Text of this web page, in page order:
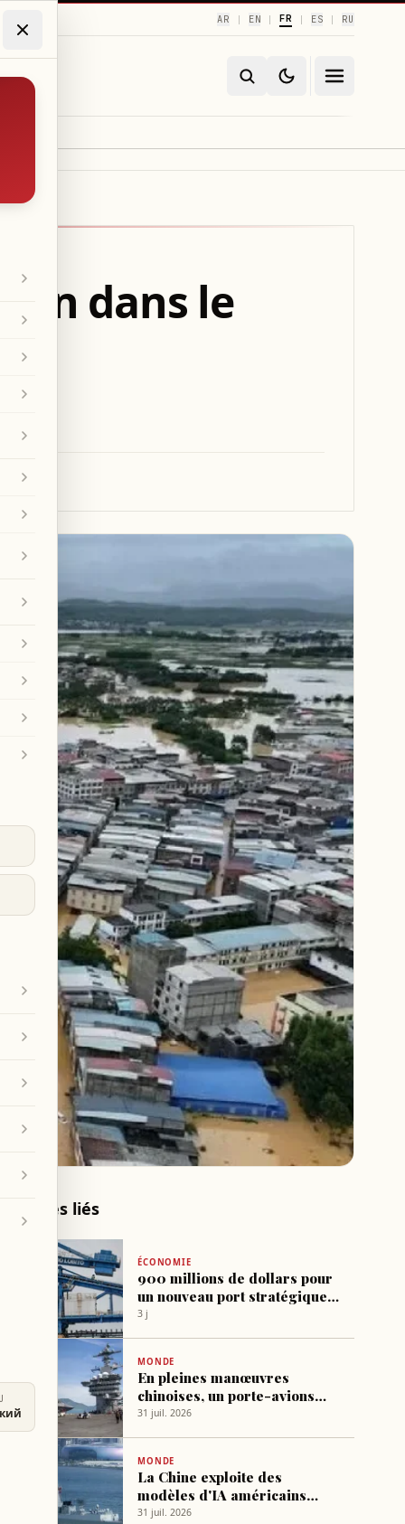
AR | EN | FR | ES | RU
dans le
Articles liés
ÉCONOMIE
900 millions de dollars pour
un nouveau port stratégique
en Angola
3 j
MONDE
En pleines manœuvres
chinoises, un porte-avions
américain arrive au Vietnam
31 juil. 2026
MONDE
La Chine exploite des
modèles d'IA américains
pour renforcer ses systèmes
31 juil. 2026